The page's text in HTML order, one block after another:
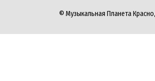
© Музыкальная Планета